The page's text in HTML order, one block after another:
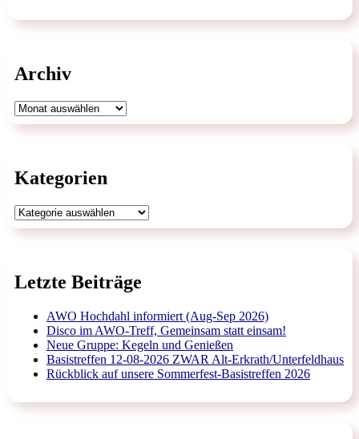
Archiv
Archiv
Kategorien
Kategorien
Letzte Beiträge
AWO Hochdahl informiert (Aug-Sep 2026)
Disco im AWO-Treff, Gemeinsam statt einsam!
Neue Gruppe: Kegeln und Genießen
Basistreffen 12-08-2026 ZWAR Alt-Erkrath/Unterfeldhaus
Rückblick auf unsere Sommerfest-Basistreffen 2026